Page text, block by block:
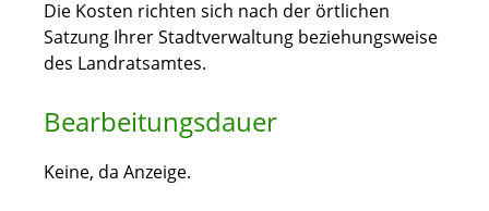
Die Kosten richten sich nach der örtlichen
Satzung Ihrer Stadtverwaltung beziehungsweise
des Landratsamtes.
Bearbeitungsdauer
Keine, da Anzeige.